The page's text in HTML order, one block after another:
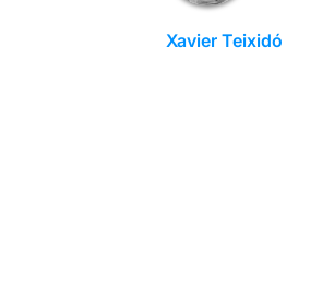
Xavier Teixidó